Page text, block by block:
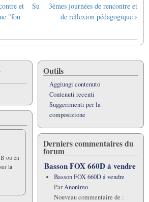
et
"fou
Su
3èmes journées de rencontre et
de réflexion pédagogique ›
ou en
la
Outils
Aggiungi contenuto
Contenuti recenti
Suggerimenti per la
composizione
Derniers commentaires du
forum
Basson FOX 660D á vendre
Basson FOX 660D á vendre
ParAnonimo
Nouveau commentaire de :